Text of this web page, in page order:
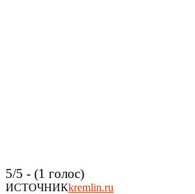
5/5 - (1 голос)
ИСТОЧНИКkremlin.ru